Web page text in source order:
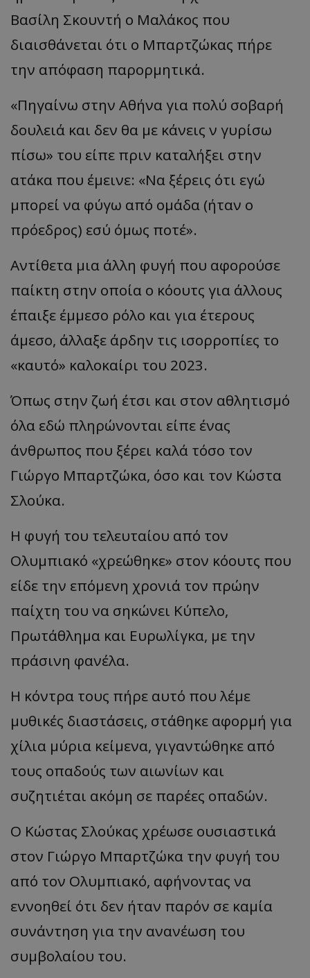
Βασίλη Σκουντή ο Μαλάκος που
διαισθάνεται ότι ο Μπαρτζώκας πήρε
την απόφαση παρορμητικά.
«Πηγαίνω στην Αθήνα για πολύ σοβαρή
δουλειά και δεν θα με κάνεις ν γυρίσω
πίσω» του είπε πριν καταλήξει στην
ατάκα που έμεινε: «Να ξέρεις ότι εγώ
μπορεί να φύγω από ομάδα (ήταν ο
πρόεδρος) εσύ όμως ποτέ».
Αντίθετα μια άλλη φυγή που αφορούσε
παίκτη στην οποία ο κόουτς για άλλους
έπαιξε έμμεσο ρόλο και για έτερους
άμεσο, άλλαξε άρδην τις ισορροπίες το
«καυτό» καλοκαίρι του 2023.
Όπως στην ζωή έτσι και στον αθλητισμό
όλα εδώ πληρώνονται είπε ένας
άνθρωπος που ξέρει καλά τόσο τον
Γιώργο Μπαρτζώκα, όσο και τον Κώστα
Σλούκα.
Η φυγή του τελευταίου από τον
Ολυμπιακό «χρεώθηκε» στον κόουτς που
είδε την επόμενη χρονιά τον πρώην
παίχτη του να σηκώνει Κύπελο,
Πρωτάθλημα και Ευρωλίγκα, με την
πράσινη φανέλα.
Η κόντρα τους πήρε αυτό που λέμε
μυθικές διαστάσεις, στάθηκε αφορμή για
χίλια μύρια κείμενα, γιγαντώθηκε από
τους οπαδούς των αιωνίων και
συζητιέται ακόμη σε παρέες οπαδών.
Ο Κώστας Σλούκας χρέωσε ουσιαστικά
στον Γιώργο Μπαρτζώκα την φυγή του
από τον Ολυμπιακό, αφήνοντας να
εννοηθεί ότι δεν ήταν παρόν σε καμία
συνάντηση για την ανανέωση του
συμβολαίου του.